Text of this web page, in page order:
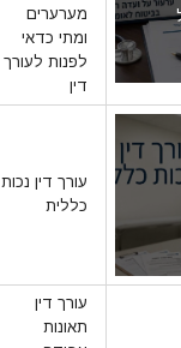
מערערים
ומתי כדאי
לפנות לעורך
דין
עורך דין נכות
כללית
עורך דין
תאונות